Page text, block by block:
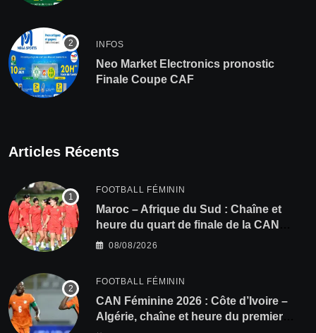
INFOS
Neo Market Electronics pronostic
Finale Coupe CAF
Articles Récents
FOOTBALL FÉMININ
Maroc – Afrique du Sud : Chaîne et
heure du quart de finale de la CAN
Féminine 2026
08/08/2026
FOOTBALL FÉMININ
CAN Féminine 2026 : Côte d’Ivoire –
Algérie, chaîne et heure du premier